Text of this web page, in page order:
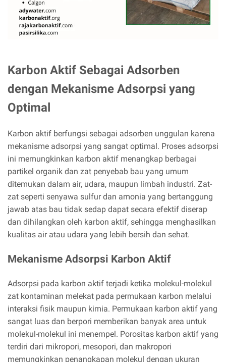
Karbon Aktif Sebagai Adsorben
dengan Mekanisme Adsorpsi yang
Optimal
Karbon aktif berfungsi sebagai adsorben unggulan karena
mekanisme adsorpsi yang sangat optimal. Proses adsorpsi
ini memungkinkan karbon aktif menangkap berbagai
partikel organik dan zat penyebab bau yang umum
ditemukan dalam air, udara, maupun limbah industri. Zat-
zat seperti senyawa sulfur dan amonia yang bertanggung
jawab atas bau tidak sedap dapat secara efektif diserap
dan dihilangkan oleh karbon aktif, sehingga menghasilkan
kualitas air atau udara yang lebih bersih dan sehat.
Mekanisme Adsorpsi Karbon Aktif
Adsorpsi pada karbon aktif terjadi ketika molekul-molekul
zat kontaminan melekat pada permukaan karbon melalui
interaksi fisik maupun kimia. Permukaan karbon aktif yang
sangat luas dan berpori memberikan banyak area untuk
molekul-molekul ini menempel. Porositas karbon aktif yang
terdiri dari mikropori, mesopori, dan makropori
memungkinkan penangkapan molekul dengan ukuran